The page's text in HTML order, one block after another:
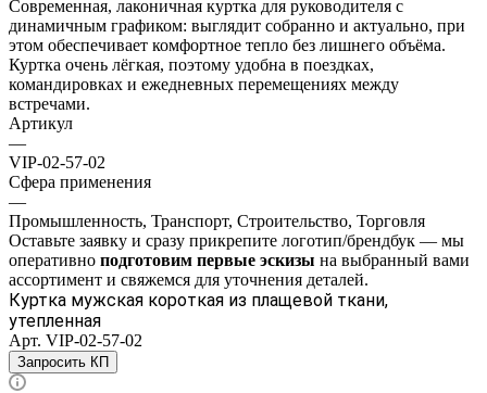
Современная, лаконичная куртка для руководителя с
динамичным графиком: выглядит собранно и актуально, при
этом обеспечивает комфортное тепло без лишнего объёма.
Куртка очень лёгкая, поэтому удобна в поездках,
командировках и ежедневных перемещениях между
встречами.
Артикул
—
VIP-02-57-02
Сфера применения
—
Промышленность, Транспорт, Строительство, Торговля
Оставьте заявку и сразу прикрепите логотип/брендбук — мы
оперативно подготовим первые эскизы на выбранный вами
ассортимент и свяжемся для уточнения деталей.
Куртка мужская короткая из плащевой ткани,
утепленная
Арт. VIP-02-57-02
Запросить КП